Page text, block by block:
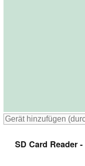
SD Card Reader